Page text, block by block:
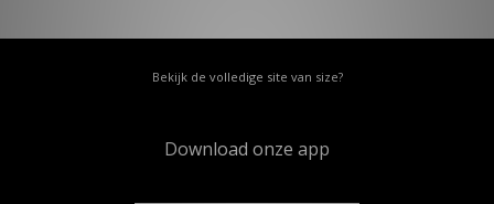
Bekijk de volledige site van size?
Download onze app